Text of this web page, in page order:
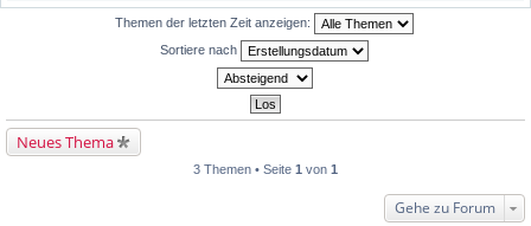
Themen der letzten Zeit anzeigen:
Sortiere nach
Neues Thema
3 Themen • Seite 1 von 1
Gehe zu Forum